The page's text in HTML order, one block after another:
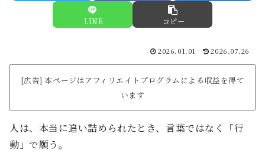
LINE コピー
2026.01.01 2026.07.26
[広告] 本ページはアフィリエイトプログラムによる収益を得て
います
人は、本当に追い詰められたとき、言葉ではなく「行
動」で願う。